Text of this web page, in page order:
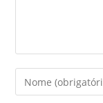
Digite
seu